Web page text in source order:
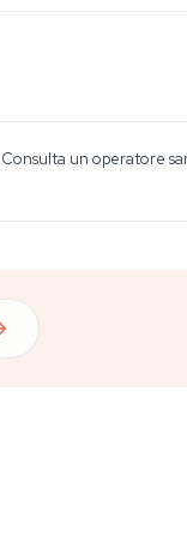
un operatore